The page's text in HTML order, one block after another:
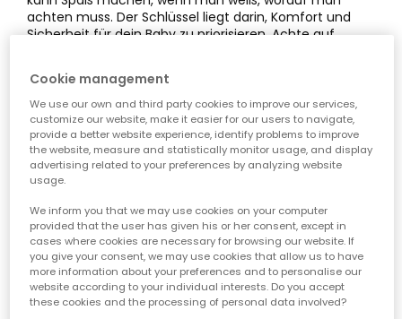
achten muss. Der Schlüssel liegt darin, Komfort und
Sicherheit für dein Baby zu priorisieren. Achte auf
dein Kleiner unter dem Baum krabbelt oder seine
ersten Schritte wagt. Ein festliches Outfit sollte
immerbequeme Babykleidungbeinhalten, die
langlebig und praktisch ist.
Hauptmerkmale von
Weihnachtskleidung für Baby
Jungen
Hypoallergene Stoffe: Die Haut eines Babys ist
äußerst empfindlich. Deshalb verwenden wir Bio-
Baumwolle und natürliche Fasern, die Reizungen
Cookie management
We use our own and third party cookies to improve our services,
customize our website, make it easier for our users to navigate,
provide a better website experience, identify problems to improve
the website, measure and statistically monitor usage, and display
advertising related to your preferences by analyzing website
usage.
We inform you that we may use cookies on your computer
provided that the user has given his or her consent, except in
cases where cookies are necessary for browsing our website. If
you give your consent, we may use cookies that allow us to have
more information about your preferences and to personalise our
website according to your individual interests. Do you accept
these cookies and the processing of personal data involved?